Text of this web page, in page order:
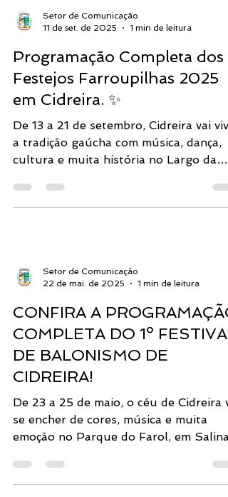
11 de set. de 2025
1 min de leitura
Programação Completa dos
Festejos Farroupilhas 2025
em Cidreira. ✨
De 13 a 21 de setembro, Cidreira vai
a tradição gaúcha com música, dança,
cultura e muita história no Largo da
22 de mai. de 2025
1 min de leitura
CONFIRA A PROGRAMAÇÃO
COMPLETA DO 1º FESTIVAL
DE BALONISMO DE
CIDREIRA!
De 23 a 25 de maio, o céu de Cidreira
se encher de cores, música e muita
emoção no Parque do Farol, em